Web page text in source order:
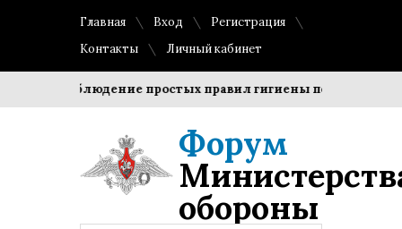
Главная Вход
Регистрация
Контакты
Личный кабинет
Соблюдение простых правил гигиены помогает
Форум
обороны